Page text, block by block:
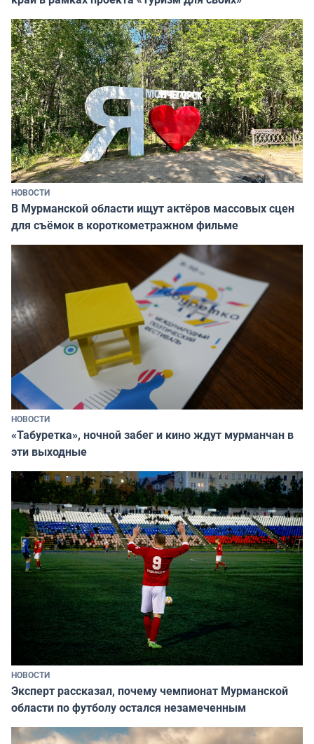
НОВОСТИ
В Мурманской области ищут актёров массовых сцен
для съёмок в короткометражном фильме
НОВОСТИ
«Табуретка», ночной забег и кино ждут мурманчан в
эти выходные
НОВОСТИ
Эксперт рассказал, почему чемпионат Мурманской
области по футболу остался незамеченным